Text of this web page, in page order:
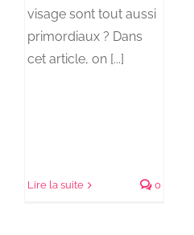
visage sont tout aussi
primordiaux ? Dans
cet article, on [...]
Lire la suite 0